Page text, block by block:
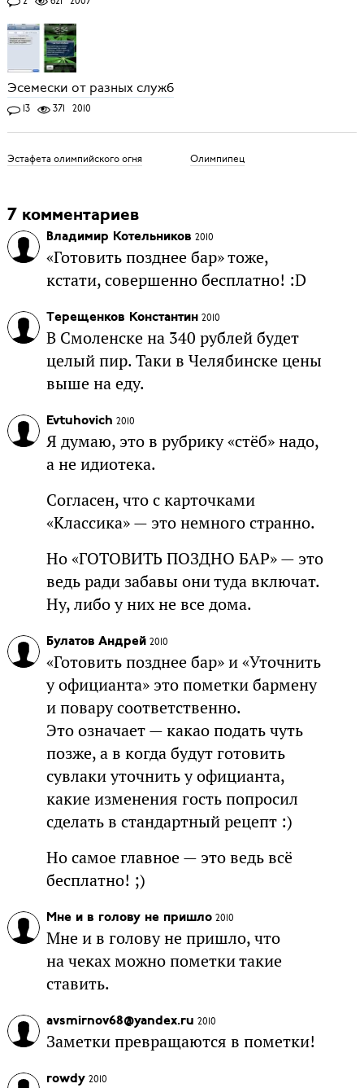
Эсемески от разных служб
13 371 2010
Эстафета олимпийского огня Олимпипец
7 комментариев
Владимир Котельников 2010
«Готовить позднее бар» тоже,
кстати, совершенно бесплатно! :D
Терещенков Константин 2010
В Смоленске на 340 рублей будет
целый пир. Таки в Челябинске цены
выше на еду.
Evtuhovich 2010
Я думаю, это в рубрику «стёб» надо,
а не идиотека.
Согласен, что с карточками
«Классика» — это немного странно.
Но «ГОТОВИТЬ ПОЗДНО БАР» — это
ведь ради забавы они туда включат.
Ну, либо у них не все дома.
Булатов Андрей 2010
«Готовить позднее бар» и «Уточнить
у официанта» это пометки бармену
и повару соответственно.
Это означает — какао подать чуть
позже, а в когда будут готовить
сувлаки уточнить у официанта,
какие изменения гость попросил
сделать в стандартный рецепт :)
Но самое главное — это ведь всё
бесплатно! ;)
Мне и в голову не пришло 2010
Мне и в голову не пришло, что
на чеках можно пометки такие
ставить.
avsmirnov68@yandex.ru 2010
Заметки превращаются в пометки!
rowdy 2010